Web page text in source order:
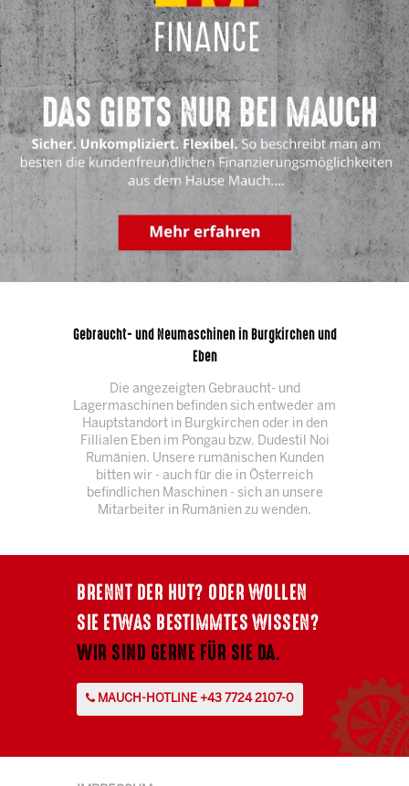
Gebraucht- und Neumaschinen in Burgkirchen und
Eben
Die angezeigten Gebraucht- und
Lagermaschinen befinden sich entweder am
Hauptstandort in Burgkirchen oder in den
Fillialen Eben im Pongau bzw. Dudestil Noi
Rumänien. Unsere rumänischen Kunden
bitten wir - auch für die in Österreich
befindlichen Maschinen - sich an unsere
Mitarbeiter in Rumänien zu wenden.
BRENNT DER HUT? ODER WOLLEN
SIE ETWAS BESTIMMTES WISSEN?
WIR SIND GERNE FÜR SIE DA.
MAUCH-HOTLINE +43 7724 2107-0